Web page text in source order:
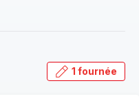
1 fournée